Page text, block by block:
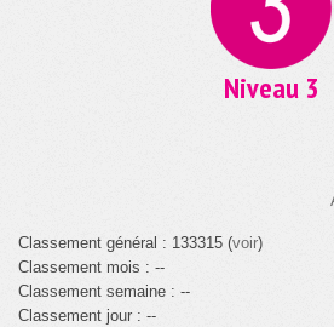
Niveau 3
Classement général : 133315 (voir)
Classement mois : --
Classement semaine : --
Classement jour : --